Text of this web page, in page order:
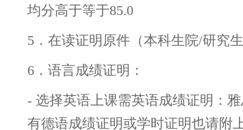
均分高于等于85.0
5．在读证明原件（本科生院/研究生
6．语言成绩证明：
- 选择英语上课需英语成绩证明：
有德语成绩证明或学时证明也请附